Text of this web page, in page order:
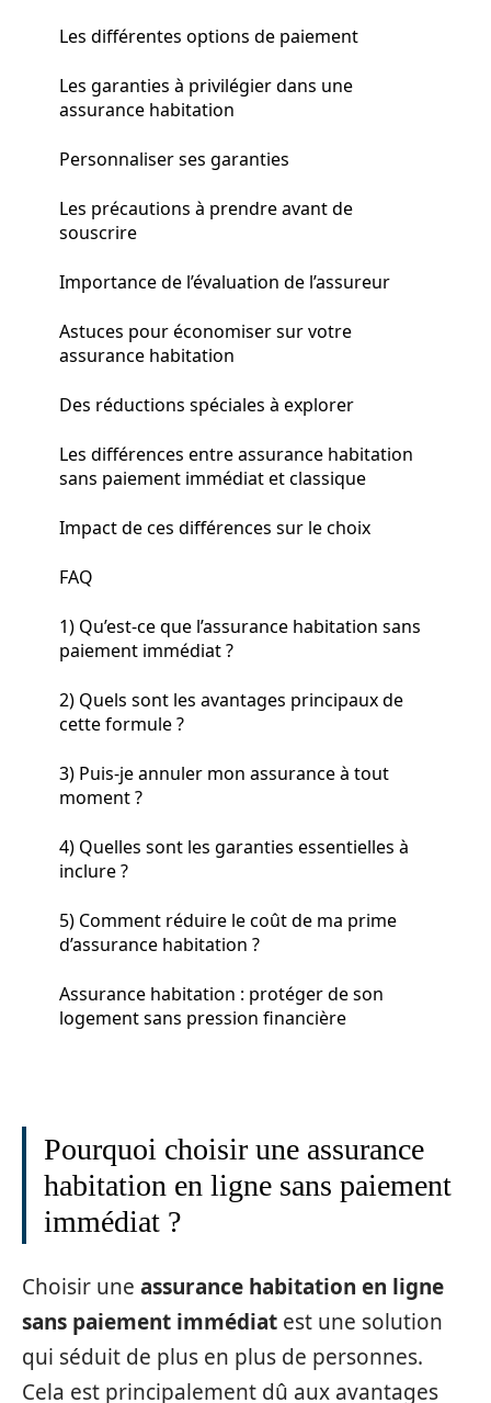
Les différentes options de paiement
Les garanties à privilégier dans une
assurance habitation
Personnaliser ses garanties
Les précautions à prendre avant de
souscrire
Importance de l’évaluation de l’assureur
Astuces pour économiser sur votre
assurance habitation
Des réductions spéciales à explorer
Les différences entre assurance habitation
sans paiement immédiat et classique
Impact de ces différences sur le choix
FAQ
1) Qu’est-ce que l’assurance habitation sans
paiement immédiat ?
2) Quels sont les avantages principaux de
cette formule ?
3) Puis-je annuler mon assurance à tout
moment ?
4) Quelles sont les garanties essentielles à
inclure ?
5) Comment réduire le coût de ma prime
d’assurance habitation ?
Assurance habitation : protéger de son
logement sans pression financière
Pourquoi choisir une assurance
habitation en ligne sans paiement
immédiat ?
Choisir une assurance habitation en ligne
sans paiement immédiat est une solution
qui séduit de plus en plus de personnes.
Cela est principalement dû aux avantages